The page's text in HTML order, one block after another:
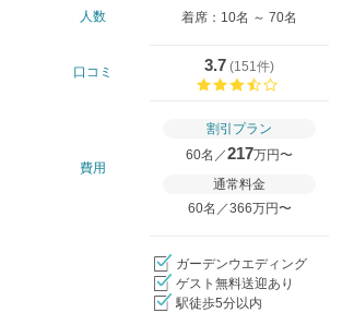
人数 着席：10名 ～ 70名
口コミ 3.7 (151件)
費用
割引プラン
60名／217万円〜
通常料金
60名／366万円〜
ガーデンウエディング
ゲスト無料送迎あり
駅徒歩5分以内